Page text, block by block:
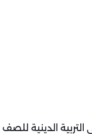
الدينية للصف